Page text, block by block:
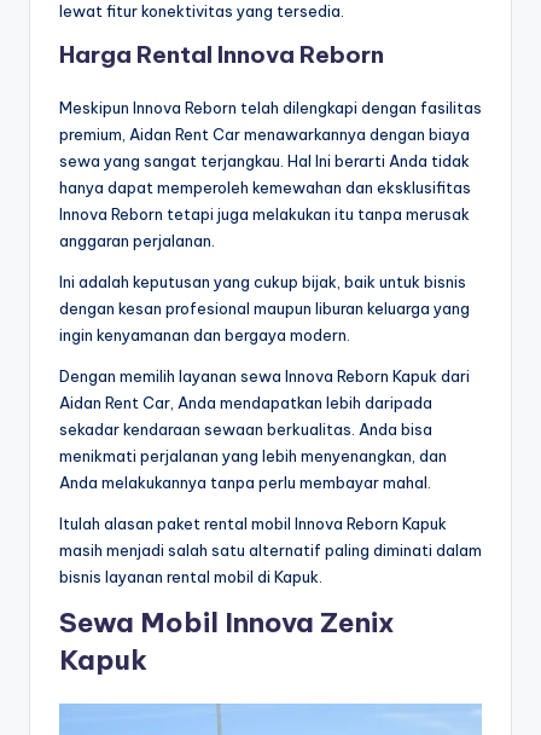
lewat fitur konektivitas yang tersedia.
Harga Rental Innova Reborn
Meskipun Innova Reborn telah dilengkapi dengan fasilitas
premium, Aidan Rent Car menawarkannya dengan biaya
sewa yang sangat terjangkau. Hal Ini berarti Anda tidak
hanya dapat memperoleh kemewahan dan eksklusifitas
Innova Reborn tetapi juga melakukan itu tanpa merusak
anggaran perjalanan.
Ini adalah keputusan yang cukup bijak, baik untuk bisnis
dengan kesan profesional maupun liburan keluarga yang
ingin kenyamanan dan bergaya modern.
Dengan memilih layanan sewa Innova Reborn Kapuk dari
Aidan Rent Car, Anda mendapatkan lebih daripada
sekadar kendaraan sewaan berkualitas. Anda bisa
menikmati perjalanan yang lebih menyenangkan, dan
Anda melakukannya tanpa perlu membayar mahal.
Itulah alasan paket rental mobil Innova Reborn Kapuk
masih menjadi salah satu alternatif paling diminati dalam
bisnis layanan rental mobil di Kapuk.
Sewa Mobil Innova Zenix
Kapuk